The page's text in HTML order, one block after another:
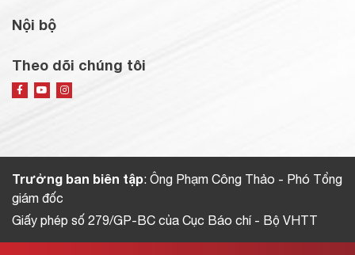
Nội bộ
Theo dõi chúng tôi
Trưởng ban biên tập: Ông Phạm Công Thảo - Phó Tổng
giám đốc
Giấy phép số 279/GP-BC của Cục Báo chí - Bộ VHTT